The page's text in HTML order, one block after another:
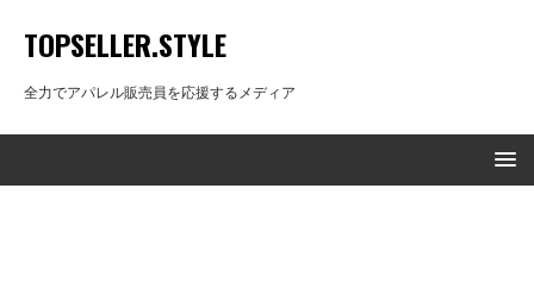
TOPSELLER.STYLE
全力でアパレル販売員を応援するメディア